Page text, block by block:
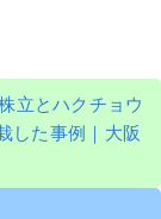
立とハクチョウ
した事例｜大阪